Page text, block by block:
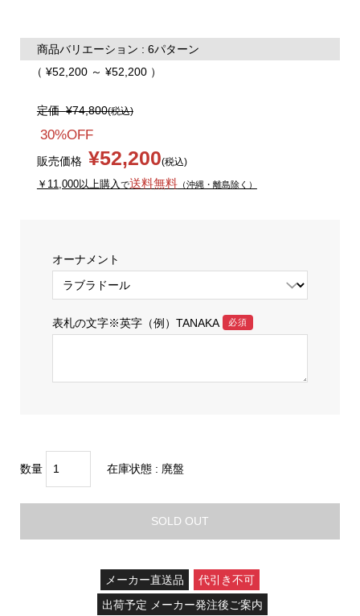
商品バリエーション : 6パターン
（ ¥52,200 ～ ¥52,200 ）
定価¥74,800(税込)
30%OFF
販売価格 ¥52,200(税込)
￥11,000以上購入 で送料無料（沖縄・離島除く）
オーナメント
表札の文字※英字（例）TANAKA 必須
数量 在庫状態 : 廃盤
SOLD OUT
メーカー直送品
代引き不可
出荷予定 メーカー発注後ご案内